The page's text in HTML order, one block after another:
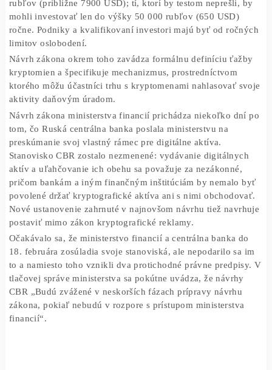
rizikách spojených s obchodovaním s kryptomenami.
Jednotlivci by museli absolvovať test, v ktorom by sa
ich znalosti o postupoch investovania do
produktov a povedomie o rizikách. Pre tých, ktorí by test
úspešne absolvovali, by platil ročný investičný limit 600
rubľov (približne 7900 USD); tí, ktorí by testom neprešli,
mohli investovať len do výšky 50 000 rubľov (650 USD)
ročne. Podniky a kvalifikovaní investori majú byť od
limitov oslobodení.
Návrh zákona okrem toho zavádza formálnu definíciu
kryptomien a špecifikuje mechanizmus, prostredníctvom
ktorého môžu účastníci trhu s kryptomenami nahlasovať
aktivity daňovým úradom.
Návrh zákona ministerstva financií prichádza niekoľko
tom, čo Ruská centrálna banka poslala ministerstvu na
preskúmanie svoj vlastný rámec pre digitálne aktíva.
Stanovisko CBR zostalo nezmenené: vydávanie
aktív a uľahčovanie ich obehu sa považuje za nezákonné,
pričom bankám a iným finančným inštitúciám by
povolené držať kryptografické aktíva ani s nimi
Nové ustanovenie zahrnuté v najnovšom návrhu tiež